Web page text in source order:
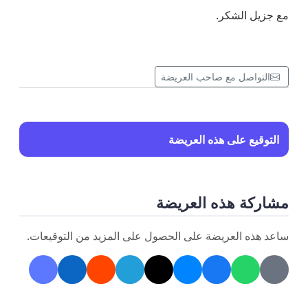
مع جزيل الشكر.
التواصل مع صاحب العريضة
التوقيع على هذه العريضة
مشاركة هذه العريضة
ساعد هذه العريضة على الحصول على المزيد من التوقيعات.